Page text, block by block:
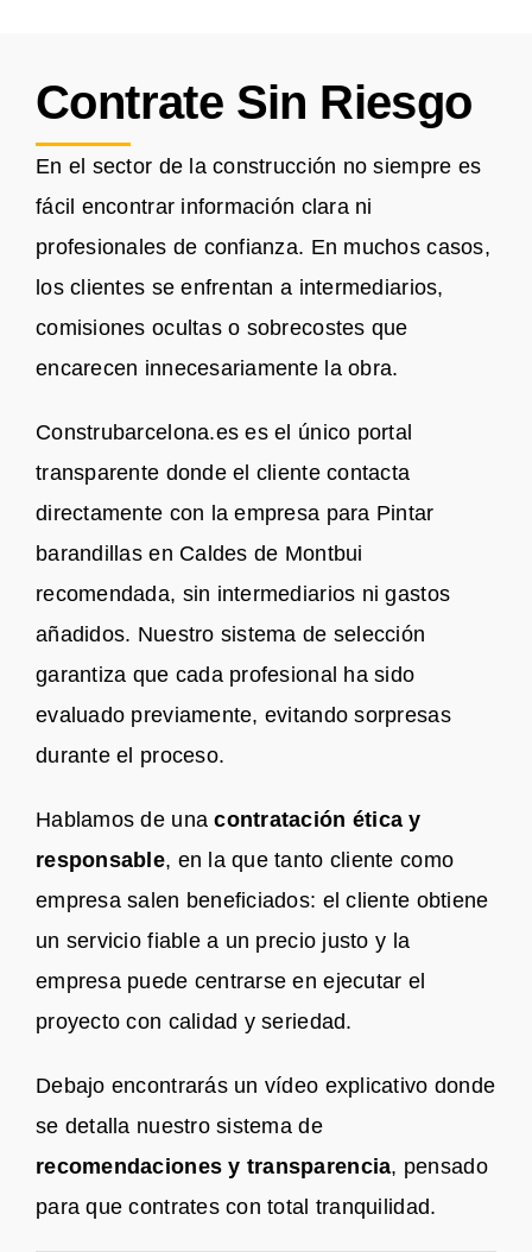
Contrate Sin Riesgo
En el sector de la construcción no siempre es
fácil encontrar información clara ni
profesionales de confianza. En muchos casos,
los clientes se enfrentan a intermediarios,
comisiones ocultas o sobrecostes que
encarecen innecesariamente la obra.
Construbarcelona.es es el único portal
transparente donde el cliente contacta
directamente con la empresa para Pintar
barandillas en Caldes de Montbui
recomendada, sin intermediarios ni gastos
añadidos. Nuestro sistema de selección
garantiza que cada profesional ha sido
evaluado previamente, evitando sorpresas
durante el proceso.
Hablamos de unacontratación ética y
responsable, en la que tanto cliente como
empresa salen beneficiados: el cliente obtiene
un servicio fiable a un precio justo y la
empresa puede centrarse en ejecutar el
proyecto con calidad y seriedad.
Debajo encontrarás un vídeo explicativo donde
se detalla nuestro sistema de
recomendaciones y transparencia, pensado
para que contrates con total tranquilidad.